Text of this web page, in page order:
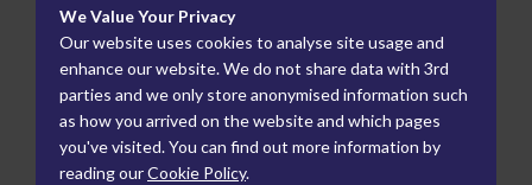
Localizador de produtos
Montagem Modular
Montadores de Placas
Prova Flexográfica
Prova de rotogravura
Carreiras
Como trabalhamos
Quem nós somos
Informação
Parceiros mundiais
Parceiros da indústria
We Value Your Privacy
Our website uses cookies to analyse site usage and
enhance our website. We do not share data with 3rd
parties and we only store anonymised information such
as how you arrived on the website and which pages
you've visited. You can find out more information by
reading ourCookie Policy.